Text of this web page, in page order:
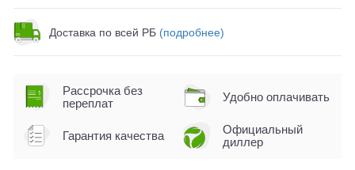
Доставка по всей РБ (подробнее)
Рассрочка без
переплат
Удобно оплачивать
Гарантия качества
Официальный
диллер